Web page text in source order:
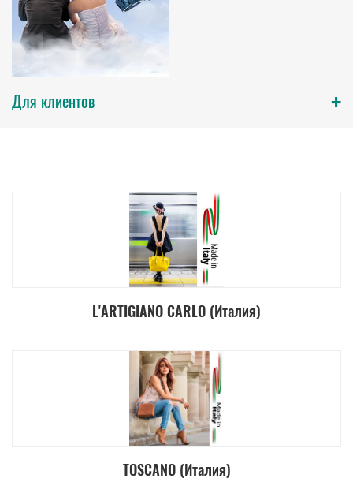
Для клиентов +
L'ARTIGIANO CARLO (Италия)
TOSCANO (Италия)